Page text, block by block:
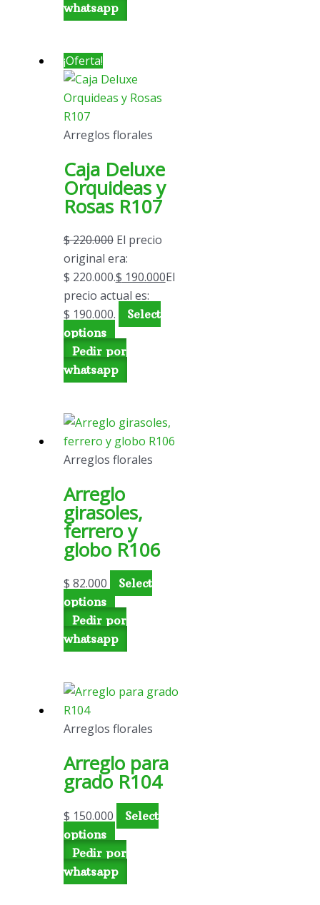
whatsapp
¡Oferta!
Arreglos florales
Caja Deluxe
Orquideas y
Rosas R107
$220.000 El precio
original era:
$ 220.000.$ 190.000El
precio actual es:
$ 190.000.
Select
options
Pedir por
whatsapp
Arreglos florales
Arreglo
girasoles,
ferrero y
globo R106
$ 82.000
Select
options
Pedir por
whatsapp
Arreglos florales
Arreglo para
grado R104
$ 150.000
Select
options
Pedir por
whatsapp